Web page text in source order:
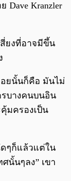
Dave Kranzler
ยงที่อาจมีขึ้น
ยนั้นก็คือ มันไม่
บางคนบนอิน
มครองเป็น
ๆก็แล้วแต่ใน
นั้นๆลง” เขา